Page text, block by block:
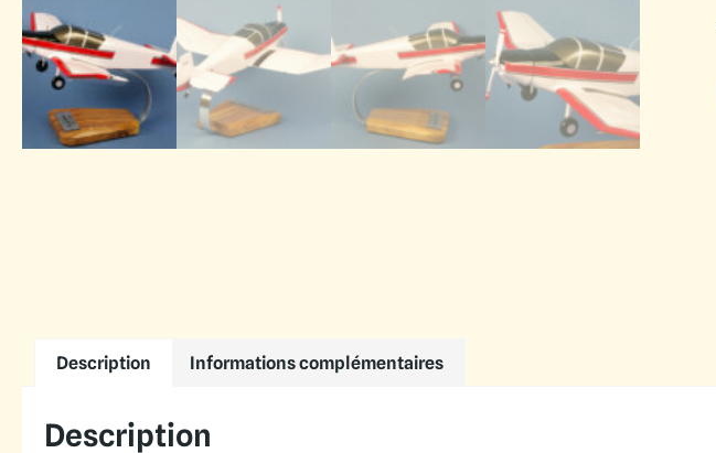
Description Informations complémentaires
Description